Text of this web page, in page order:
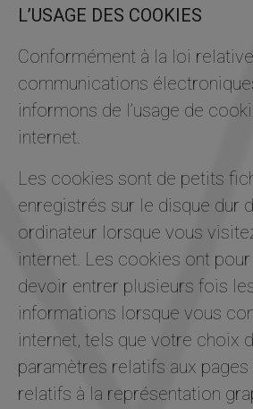
L’USAGE DES COOKIES
Conformément à la loi
communications
informons de l’usage de
internet.
Les cookies sont de petits
enregistrés sur le disque dur
ordinateur lorsque vous
internet. Les cookies ont pour
devoir entrer plusieurs fois
informations lorsque vous
internet, tels que votre choix
paramètres relatifs aux
relatifs à la représentation